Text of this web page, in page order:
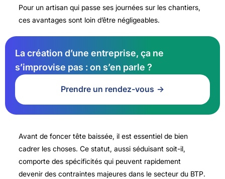
Pour un artisan qui passe ses journées sur les chantiers,
ces avantages sont loin d’être négligeables.
La création d’une entreprise, ça ne
s’improvise pas : on s’en parle ?
Prendre un rendez-vous
Avant de foncer tête baissée, il est essentiel de bien
cadrer les choses. Ce statut, aussi séduisant soit-il,
comporte des spécificités qui peuvent rapidement
devenir des contraintes majeures dans le secteur du BTP.